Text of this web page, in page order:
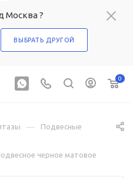
Москва ?
ВЫБРАТЬ ДРУГОЙ
0
— Подвесные
черное матовое